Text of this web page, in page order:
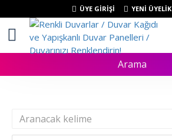
ÜYE GIRIŞI YENI ÜYELIK
Arama